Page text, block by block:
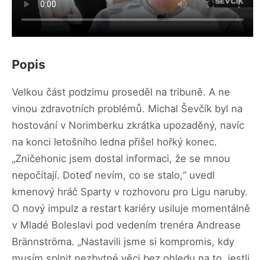
Popis
Velkou část podzimu proseděl na tribuně. A ne
vinou zdravotních problémů. Michal Ševčík byl na
hostování v Norimberku zkrátka upozaděný, navíc
na konci letošního ledna přišel hořký konec.
„Zničehonic jsem dostal informaci, že se mnou
nepočítají. Doteď nevím, co se stalo,“ uvedl
kmenový hráč Sparty v rozhovoru pro Ligu naruby.
O nový impulz a restart kariéry usiluje momentálně
v Mladé Boleslavi pod vedením trenéra Andrease
Brännströma. „Nastavili jsme si kompromis, kdy